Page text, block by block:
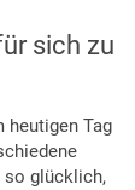
sich zu
heutigen Tag
so glücklich,